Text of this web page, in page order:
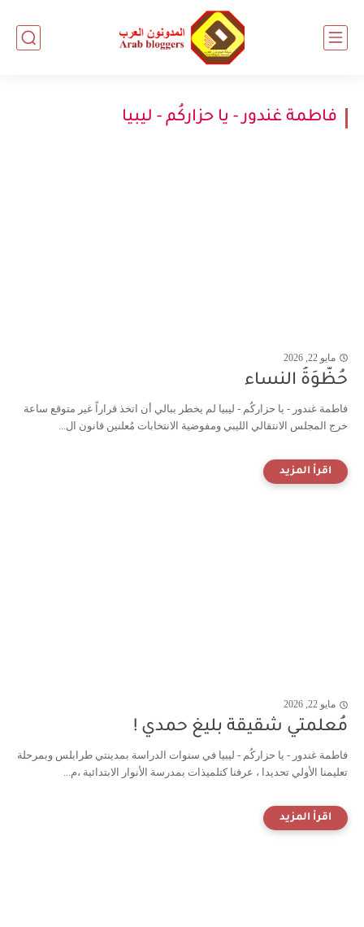
فاطمة غندور - يا حزاركُم - ليبيا
مايو 22, 2026
حُظّوَةُ النساء
فاطمة غندور - يا حزاركُم - ليبيا لم يخطر ببالي أن اتخذ قراراً غير متوقع ساعة
خرج المجلس الانتقالي الليبي ومفوضية الانتخابات مُعلنين قانون ال...
مايو 22, 2026
مُعلمتي شقيقة بليغ حمدي !
فاطمة غندور - يا حزاركُم - ليبيا في سنوات الدراسة بمدينتي طرابلس وبمرحلة
تعليمنا الأولي تحديدا ، عرفنا كتلميذات بمدرسة الأنوار الابتدائية ،م...